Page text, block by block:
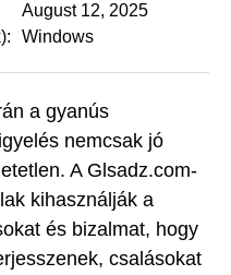
August 12, 2025
Windows
a gyanús
nemcsak jó
A Glsadz.com-
kihasználják a
és bizalmat, hogy
csalásokat